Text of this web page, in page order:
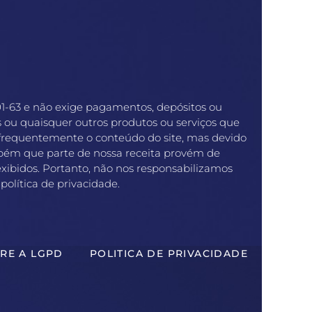
63 e não exige pagamentos, depósitos ou
quaisquer outros produtos ou serviços que
o conteúdo do site, mas devido
que parte de nossa receita provém de
Portanto, não nos responsabilizamos
de privacidade.
A LGPD POLITICA DE PRIVACIDADE